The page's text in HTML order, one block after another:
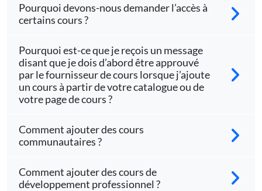
Pourquoi devons-nous demander l’accès à
certains cours ?
Pourquoi est-ce que je reçois un message
disant que je dois d’abord être approuvé
par le fournisseur de cours lorsque j’ajoute
un cours à partir de votre catalogue ou de
votre page de cours ?
Comment ajouter des cours
communautaires ?
Comment ajouter des cours de
développement professionnel ?